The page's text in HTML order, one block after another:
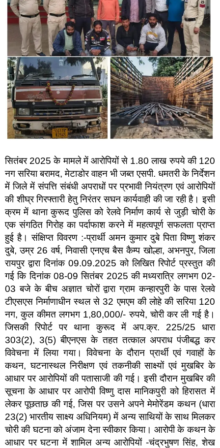
सितंबर 2025 के मामले में आरोपियों से 1.80 लाख रुपये की 120
नग सरिया बरामद, मेटाडोर वाहन भी जब्त एसपी. धमतरी के निर्देशन
में जिले में संपत्ति संबंधी अपराधों पर प्रभावी नियंत्रण एवं आरोपियों
की शीघ्र गिरफ्तारी हेतु निरंतर सघन कार्यवाही की जा रही है। इसी
क्रम में थाना कुरूद पुलिस को रेलवे निर्माण कार्य से जुड़ी चोरी के
एक संगठित गिरोह का पर्दाफाश करने में महत्वपूर्ण सफलता प्राप्त
हुई है। संक्षिप्त विवरण :-प्रार्थी अमन कुमार दुबे पिता विष्णु शंकर
दुबे, उम्र 26 वर्ष, निवासी एनएच बैस कैम्प खोल्हा, अभनपुर, जिला
रायपुर द्वारा दिनांक 09.09.2025 को लिखित रिपोर्ट प्रस्तुत की
गई कि दिनांक 08-09 सितंबर 2025 की मध्यरात्रि लगभग 02-
03 बजे के बीच अज्ञात चोरों द्वारा ग्राम कन्हारपुरी के पास रेलवे
टीएसएस निर्माणाधीन स्थल से 32 एमएम की लोहे की सरिया 120
नग, कुल कीमत लगभग 1,80,000/- रुपये, चोरी कर ली गई है।
जिसकी रिपोर्ट पर थाना कुरूद में अप.क्र. 225/25 धारा
303(2), 3(5) बीएनएस के तहत तत्काल अपराध पंजीबद्ध कर
विवेचना में लिया गया। विवेचना के दौरान प्रार्थी एवं गवाहों के
कथन, घटनास्थल निरीक्षण एवं तकनीकी साक्ष्यों एवं मुखबिर के
आधार पर आरोपियों की पतासाजी की गई। इसी दौरान मुखबिर की
सूचना के आधार पर आरोपी विष्णु दास मानिकपुरी को हिरासत में
लेकर पूछताछ की गई, जिस पर उसने अपने मेमोरेंडम कथन (धारा
23(2) भारतीय साक्ष्य अधिनियम) में अन्य साथियों के साथ मिलकर
चोरी की घटना को अंजाम देना स्वीकार किया। आरोपी के कथन के
आधार पर घटना में शामिल अन्य आरोपियों -चंद्रभुषण सिंह, शेख